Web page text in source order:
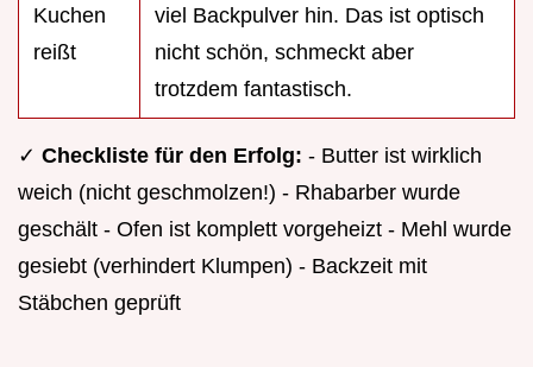
Kuchen
reißt
viel Backpulver hin. Das ist optisch
nicht schön, schmeckt aber
trotzdem fantastisch.
✓ Checkliste für den Erfolg: - Butter ist wirklich
weich (nicht geschmolzen!) - Rhabarber wurde
geschält - Ofen ist komplett vorgeheizt - Mehl wurde
gesiebt (verhindert Klumpen) - Backzeit mit
Stäbchen geprüft